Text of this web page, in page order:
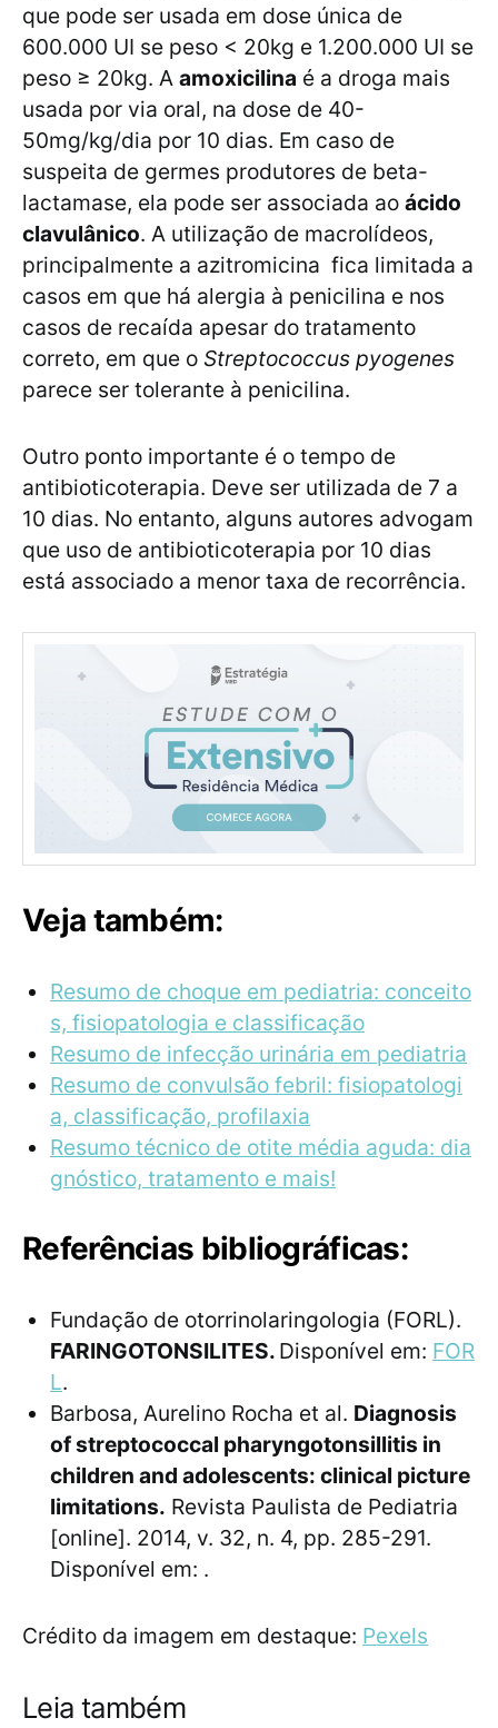
que pode ser usada em dose única de
600.000 UI se peso < 20kg e 1.200.000 UI se
peso ≥ 20kg. A amoxicilina é a droga mais
usada por via oral, na dose de 40-
50mg/kg/dia por 10 dias. Em caso de
suspeita de germes produtores de beta-
lactamase, ela pode ser associada ao ácido
clavulânico. A utilização de macrolídeos,
principalmente a azitromicina fica limitada a
casos em que há alergia à penicilina e nos
casos de recaída apesar do tratamento
correto, em que o Streptococcus pyogenes
parece ser tolerante à penicilina.
Outro ponto importante é o tempo de
antibioticoterapia. Deve ser utilizada de 7 a
10 dias. No entanto, alguns autores advogam
que uso de antibioticoterapia por 10 dias
está associado a menor taxa de recorrência.
Veja também:
Resumo de choque em pediatria: conceito
s, fisiopatologia e classificação
Resumo de infecção urinária em pediatria
Resumo de convulsão febril: fisiopatologi
a, classificação, profilaxia
Resumo técnico de otite média aguda: dia
gnóstico, tratamento e mais!
Referências bibliográficas:
Fundação de otorrinolaringologia (FORL).
FARINGOTONSILITES. Disponível em: FOR
L.
Barbosa, Aurelino Rocha et al. Diagnosis
of streptococcal pharyngotonsillitis in
children and adolescents: clinical picture
limitations. Revista Paulista de Pediatria
[online]. 2014, v. 32, n. 4, pp. 285-291.
Disponível em: .
Crédito da imagem em destaque: Pexels
Leia também